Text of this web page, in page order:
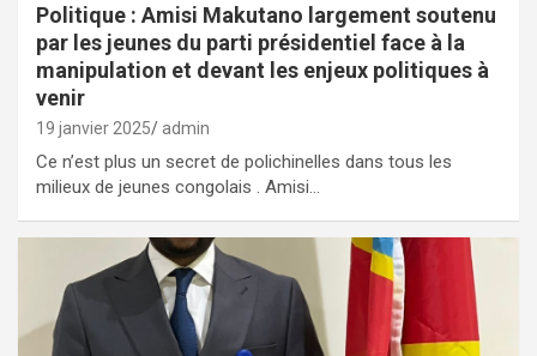
Politique : Amisi Makutano largement soutenu
par les jeunes du parti présidentiel face à la
manipulation et devant les enjeux politiques à
venir
19 janvier 2025 admin
Ce n’est plus un secret de polichinelles dans tous les
milieux de jeunes congolais . Amisi…